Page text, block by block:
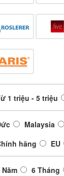
1 triệu - 5 triệu
Malaysia
hãng
EU
Năm 6 Tháng